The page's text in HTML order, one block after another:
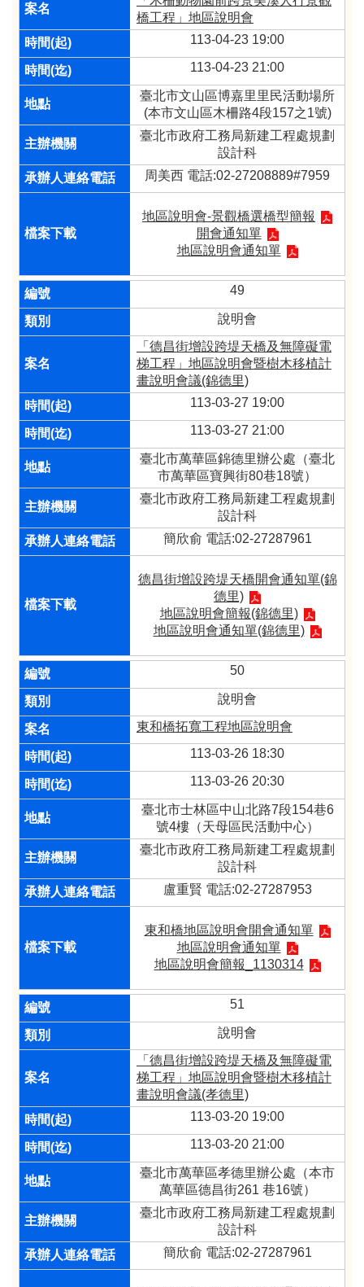
橋工程」地區說明會
113-04-23 19:00
113-04-23 21:00
臺北市文山區博嘉里里民活動場所
(本市文山區木柵路4段157之1號)
臺北市政府工務局新建工程處規劃
設計科
周美西 電話:02-27208889#7959
地區說明會-景觀橋選橋型簡報
開會通知單
地區說明會通知單
49
說明會
「德昌街增設跨堤天橋及無障礙電
梯工程」地區說明會暨樹木移植計
畫說明會議(錦德里)
113-03-27 19:00
113-03-27 21:00
臺北市萬華區錦德里辦公處（臺北
市萬華區寶興街80巷18號）
臺北市政府工務局新建工程處規劃
設計科
簡欣俞 電話:02-27287961
德昌街增設跨堤天橋開會通知單(錦
德里)
地區說明會簡報(錦德里)
地區說明會通知單(錦德里)
50
說明會
東和橋拓寬工程地區說明會
113-03-26 18:30
113-03-26 20:30
臺北市士林區中山北路7段154巷6
號4樓（天母區民活動中心）
臺北市政府工務局新建工程處規劃
設計科
盧重賢 電話:02-27287953
東和橋地區說明會開會通知單
地區說明會通知單
地區說明會簡報_1130314
51
說明會
「德昌街增設跨堤天橋及無障礙電
梯工程」地區說明會暨樹木移植計
畫說明會議(孝德里)
113-03-20 19:00
113-03-20 21:00
臺北市萬華區孝德里辦公處（本市
萬華區德昌街261 巷16號）
臺北市政府工務局新建工程處規劃
設計科
簡欣俞 電話:02-27287961